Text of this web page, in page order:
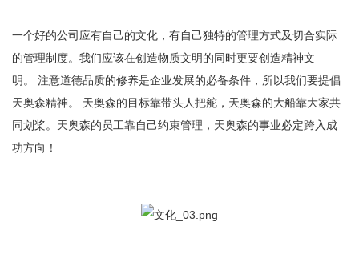
一个好的公司应有自己的文化，有自己独特的管理方式及切合实际
的管理制度。我们应该在创造物质文明的同时更要创造精神文
明。注意道德品质的修养是企业发展的必备条件，所以我们要提倡
天奥森精神。 天奥森的目标靠带头人把舵，天奥森的大船靠大家共
同划桨。 天奥森的员工靠自己约束管理，天奥森的事业必定跨入成
功方向！